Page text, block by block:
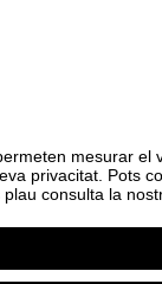
mesurar
privacitat. Pots
consulta la